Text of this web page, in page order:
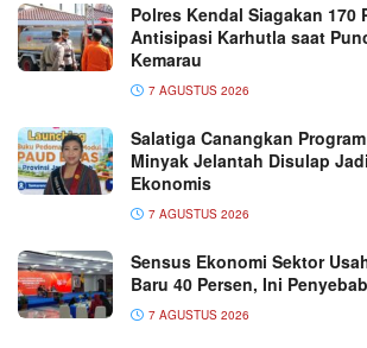
Polres Kendal Siagakan 170
Antisipasi Karhutla saat
Kemarau
7 AGUSTUS 2026
Salatiga Canangkan
Minyak Jelantah Disulap
Ekonomis
7 AGUSTUS 2026
Sensus Ekonomi Sektor
Baru 40 Persen, Ini
7 AGUSTUS 2026